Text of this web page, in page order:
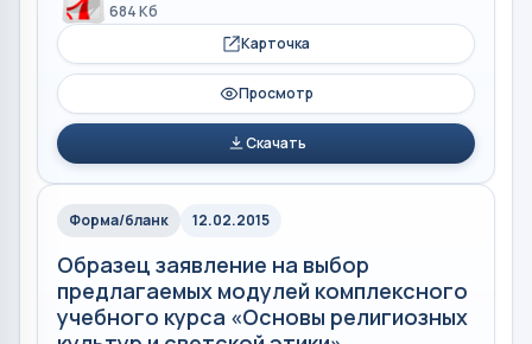
684 Кб
Карточка
Просмотр
Скачать
Форма/бланк 12.02.2015
Образец заявление на выбор
предлагаемых модулей комплексного
учебного курса «Основы религиозных